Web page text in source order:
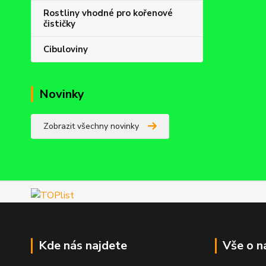
Rostliny vhodné pro kořenové
čističky
Cibuloviny
Novinky
Zobrazit všechny novinky
Kde nás najdete Vše o